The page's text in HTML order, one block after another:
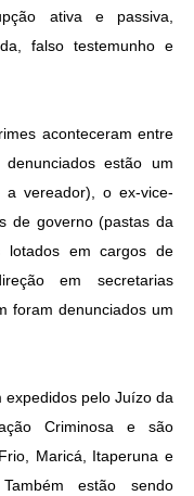
ativa e passiva,
falso testemunho e
aconteceram entre
estão um
a vereador), o ex-vice-
de governo (pastas da
lotados em cargos de
em secretarias
foram denunciados um
expedidos pelo Juízo da
Criminosa e são
Maricá, Itaperuna e
estão sendo